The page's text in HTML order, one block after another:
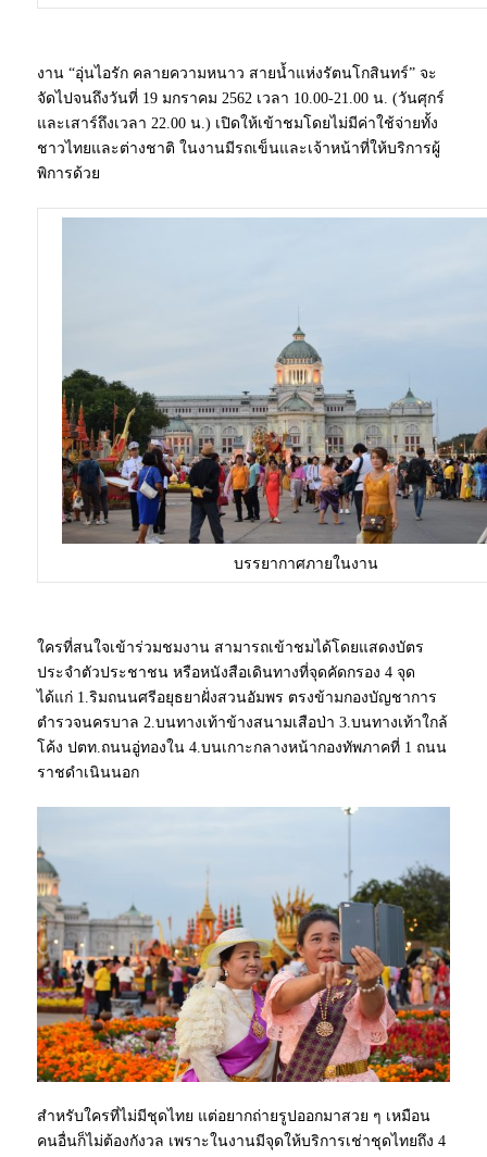
งาน “อุ่นไอรัก คลายความหนาว สายน้ำแห่งรัตนโกสินทร์” จะ
จัดไปจนถึงวันที่ 19 มกราคม 2562 เวลา 10.00-21.00 น. (วันศุกร์
และเสาร์ถึงเวลา 22.00 น.) เปิดให้เข้าชมโดยไม่มีค่าใช้จ่ายทั้ง
ชาวไทยและต่างชาติ ในงานมีรถเข็นและเจ้าหน้าที่ให้บริการผู้
พิการด้วย
บรรยากาศภายในงาน
ใครที่สนใจเข้าร่วมชมงาน สามารถเข้าชมได้โดยแสดงบัตร
ประจำตัวประชาชน หรือหนังสือเดินทางที่จุดคัดกรอง 4 จุด
ได้แก่ 1.ริมถนนศรีอยุธยาฝั่งสวนอัมพร ตรงข้ามกองบัญชาการ
ตำรวจนครบาล 2.บนทางเท้าข้างสนามเสือป่า 3.บนทางเท้าใกล้
โค้ง ปตท.ถนนอู่ทองใน 4.บนเกาะกลางหน้ากองทัพภาคที่ 1 ถนน
ราชดำเนินนอก
สำหรับใครที่ไม่มีชุดไทย แต่อยากถ่ายรูปออกมาสวย ๆ เหมือน
คนอื่นก็ไม่ต้องกังวล เพราะในงานมีจุดให้บริการเช่าชุดไทยถึง 4